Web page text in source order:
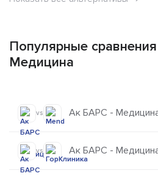
Популярные
Медицина
vs Ак БАРС -
vs Ак БАРС -